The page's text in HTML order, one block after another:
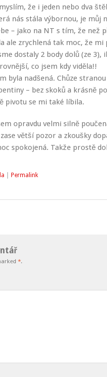
že i jeden nebo dva
nás stála výbornou, je můj
– jako na NT s tím, že než
ale zrychlená tak moc, že
dostaly 2 body dolů (ze 3),
co jsem kdy viděla!!
byla nadšená. Chůze
– bez skoků a krásně
pivotu se mi také líbila.
opravdu velmi silně
větší pozor a zkoušky
spokojená. Takže prostě
Permalink
*.